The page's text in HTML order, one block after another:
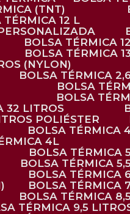
(TNT)
TÉRMICA 12 L
BOLSA TÉRMICA
BOLSA TÉRMICA
(NYLON)
BOLSA TÉRMICA
BOLSA
BOLSA
32 LITROS
POLIÉSTER
BOLSA
4L
BOLSA
BOLSA TÉRMICA
BOLSA
BOLSA
BOLSA TÉRMICA
TÉRMICA 9,5